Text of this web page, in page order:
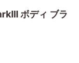
ボディ ブラ